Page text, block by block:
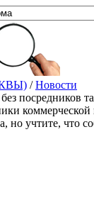
/Новости
посредников
коммерческой
но учтите,